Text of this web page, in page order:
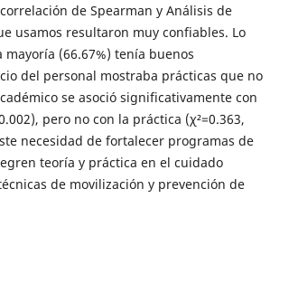
de Spearman y Análisis de
usamos resultaron muy confiables. Lo
(66.67%) tenía buenos
del personal mostraba prácticas que no
se asoció significativamente con
pero no con la práctica (χ²=0.363,
necesidad de fortalecer programas de
teoría y práctica en el cuidado
de movilización y prevención de